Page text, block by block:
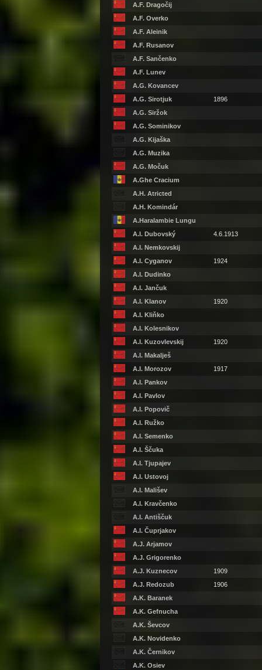
A.F. Dragočij
A.F. Overko
A.F. Aleinik
A.F. Rusanov
A.F. Sančenko
A.F. Lunev
A.G. Kovancev
A.G. Sirotjuk
1896
A.G. Siržok
A.G. Sominikov
A.G. Kijaška
A.G. Muzika
A.G. Močuk
A.Ghe Cracium
A.H. Atricted
A.H. Komindár
A.Haralambie Lungu
A.I. Dubovský
4.6.1913
A.I. Nemkovskij
A.I. Cyganov
1924
A.I. Dudinko
A.I. Jančuk
A.I. Klanov
1920
A.I. Kliňko
A.I. Kolesnikov
A.I. Kuzovlevskij
1920
A.I. Makalješ
A.I. Morozov
1917
A.I. Pankov
A.I. Pavlov
A.I. Popovič
A.I. Ružko
A.I. Semenko
A.I. Ščuka
A.I. Tjupajev
A.I. Ustovoj
A.I. Mališev
A.I. Kravčenko
A.I. Antiščuk
A.I. Čuprjakov
A.J. Arjamov
A.J. Grigorenko
A.J. Kuznecov
1909
A.J. Redozub
1906
A.K. Baranek
A.K. Gefnucha
A.K. Ševcov
A.K. Novidenko
A.K. Černikov
A.K. Osiev